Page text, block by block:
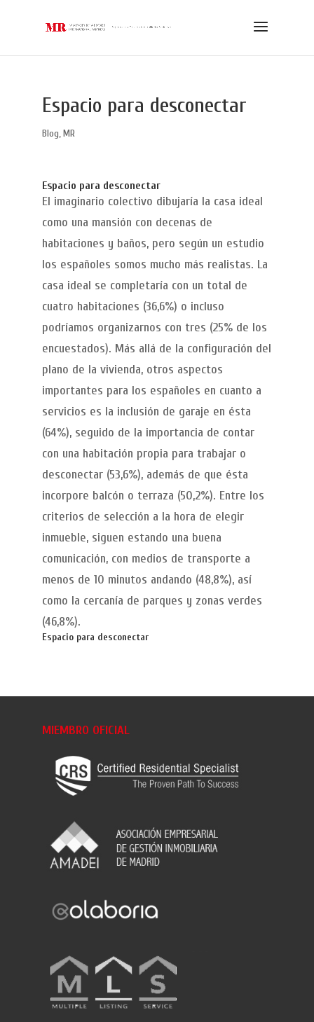
Espacio para desconectar
Blog,MR
Espacio para desconectar
El imaginario colectivo dibujaría la casa ideal
como una mansión con decenas de
habitaciones y baños, pero según un estudio
los españoles somos mucho más realistas. La
casa ideal se completaría con un total de
cuatro habitaciones (36,6%) o incluso
podríamos organizarnos con tres (25% de los
encuestados). Más allá de la configuración del
plano de la vivienda, otros aspectos
importantes para los españoles en cuanto a
servicios es la inclusión de garaje en ésta
(64%), seguido de la importancia de contar
con una habitación propia para trabajar o
desconectar (53,6%), además de que ésta
incorpore balcón o terraza (50,2%). Entre los
criterios de selección a la hora de elegir
inmueble, siguen estando una buena
comunicación, con medios de transporte a
menos de 10 minutos andando (48,8%), así
como la cercanía de parques y zonas verdes
(46,8%).
Espacio para desconectar
MIEMBRO OFICIAL